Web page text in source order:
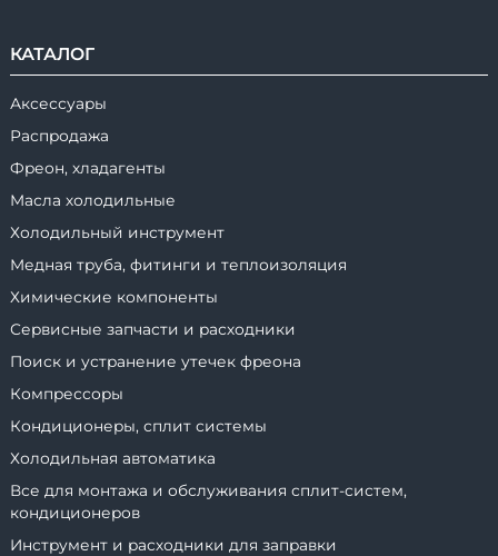
КАТАЛОГ
Аксессуары
Распродажа
Фреон, хладагенты
Масла холодильные
Холодильный инструмент
Медная труба, фитинги и теплоизоляция
Химические компоненты
Сервисные запчасти и расходники
Поиск и устранение утечек фреона
Компрессоры
Кондиционеры, сплит системы
Холодильная автоматика
Все для монтажа и обслуживания сплит-систем,
кондиционеров
Инструмент и расходники для заправки